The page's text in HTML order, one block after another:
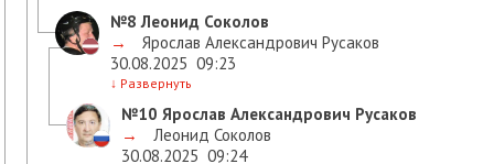
№8 Леонид Соколов
→
Ярослав Александрович Русаков
30.08.2025 09:23
↓ Развернуть
№10 Ярослав Александрович Русаков
→
Леонид Соколов
30.08.2025 09:24